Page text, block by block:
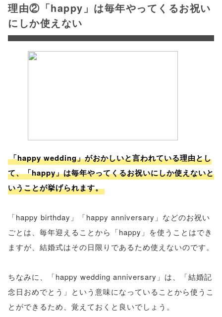
理由②「happy」は毎年やってくるお祝い
にしか使えない
「happy wedding」がおかしいと言われている理由とし
て、「happy」は毎年やってくるお祝いにしか使えないと
いうことが挙げられます。
「happy birthday」「happy anniversary」などのお祝い
ごとは、毎年迎えることから「happy」を使うことはでき
ますが、結婚式はその日限りであるため使えないのです。
ちなみに、「happy wedding anniversary」は、「結婚記
念日おめでとう」という意味になっていることから使うこ
とができるため、覚えておくと良いでしょう。